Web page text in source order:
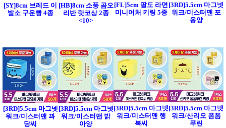
[SY]8cm 브레드 이
발소 구운빵 4종
[HB]8cm 소풍 곰오
리반 랏코상 2종
<10>
[FL]5cm 팔도 라면
미니어처 키링 5종
[3RD]5.5cm 마그넷
워크/미스터맨 포
옹양
[3RD]5.5cm 마그넷
워크/미스터맨 꽈
당씨
[3RD]5.5cm 마그넷
워크/미스터맨 밝
아양
[3RD]5.5cm 마그넷
워크/미스터맨 행
복씨
[3RD]5.5cm 마그넷
워크/산리오 폼폼
푸린